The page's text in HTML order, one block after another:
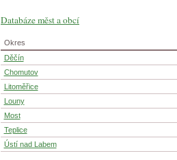
Databáze měst a obcí
Okres
Děčín
Chomutov
Litoměřice
Louny
Most
Teplice
Ústí nad Labem